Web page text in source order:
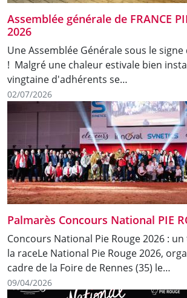
Assemblée générale de FRANCE
2026
Une Assemblée Générale sous le
! Malgré une chaleur estivale bien
vingtaine d'adhérents se…
02/07/2026
Palmarès Concours National PIE
Concours National Pie Rouge 2026 :
la raceLe National Pie Rouge 2026,
cadre de la Foire de Rennes (35) le…
09/04/2026